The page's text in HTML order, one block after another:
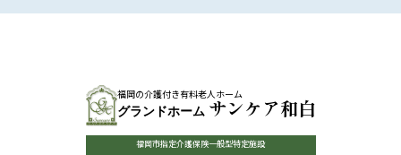
福岡の介護付き有料老人ホーム
グランドホーム サンケア和白
福岡市指定介護保険一般型特定施設